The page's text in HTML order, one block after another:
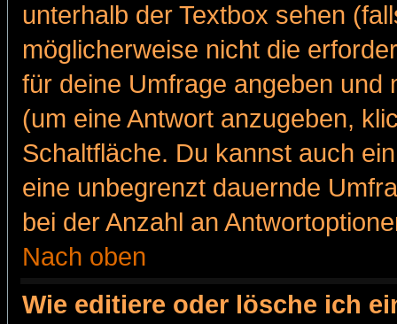
unterhalb der Textbox sehen
möglicherweise nicht die
für deine Umfrage angeben und
(um eine Antwort anzugeben,
Schaltfläche. Du kannst auch
eine unbegrenzt dauernde
bei der Anzahl an
Nach oben
Wie editiere oder lösche ich